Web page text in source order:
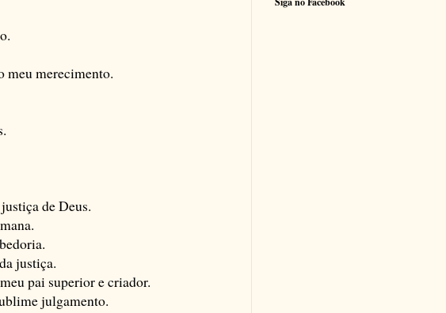
meu merecimento.
de Deus.
justiça.
pai superior e criador.
julgamento.